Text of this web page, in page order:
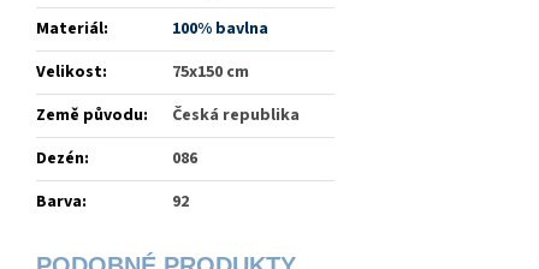
Materiál:
100% bavlna
Velikost:
75x150 cm
Země původu:
Česká republika
Dezén:
086
Barva: 92